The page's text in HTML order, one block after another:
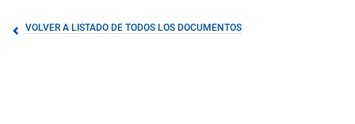
VOLVER A LISTADO DE TODOS LOS DOCUMENTOS